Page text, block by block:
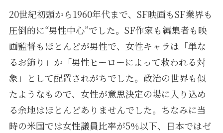
20世紀初頭から1960年代まで、SF映画もSF業界も
圧倒的に“男性中心”でした。SF作家も編集者も映
画監督もほとんどが男性で、女性キャラは「単な
るお飾り」か「男性ヒーローによって救われる対
象」として配置されがちでした。政治の世界も似
たようなもので、女性が意思決定の場に入り込め
る余地はほとんどありませんでした。ちなみに当
時の米国では女性議員比率が5％以下、日本ではゼ